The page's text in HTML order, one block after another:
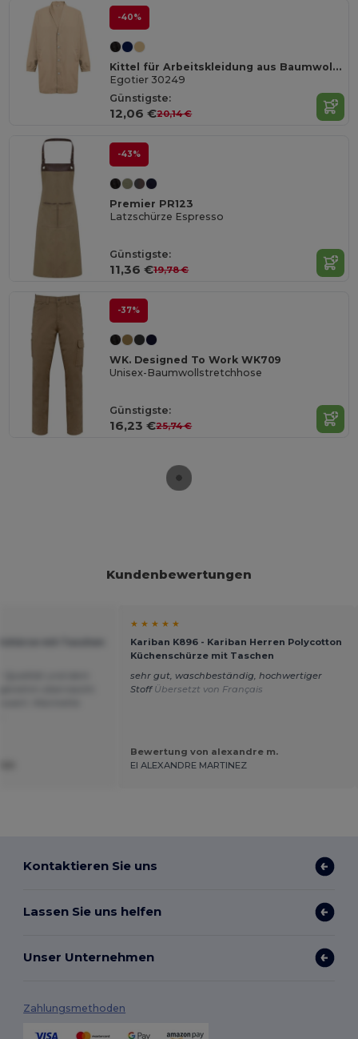
-40%
Kittel für Arbeitskleidung aus Baumwolle und Polyester
Egotier 30249
Günstigste:
12,06 €20,14 €
-43%
Premier PR123
Latzschürze Espresso
Günstigste:
11,36 €19,78 €
-37%
WK. Designed To Work WK709
Unisex-Baumwollstretchhose
Günstigste:
16,23 €25,74 €
Kundenbewertungen
★ ★ ★ ★ ★
Kariban K896 - Kariban Herren Polycotton
Küchenschürze mit Taschen
sehr gut, waschbeständig, hochwertiger
Stoff Übersetzt von Français
Bewertung von alexandre m.
EI ALEXANDRE MARTINEZ
Kontaktieren Sie uns
Lassen Sie uns helfen
Unser Unternehmen
Zahlungsmethoden